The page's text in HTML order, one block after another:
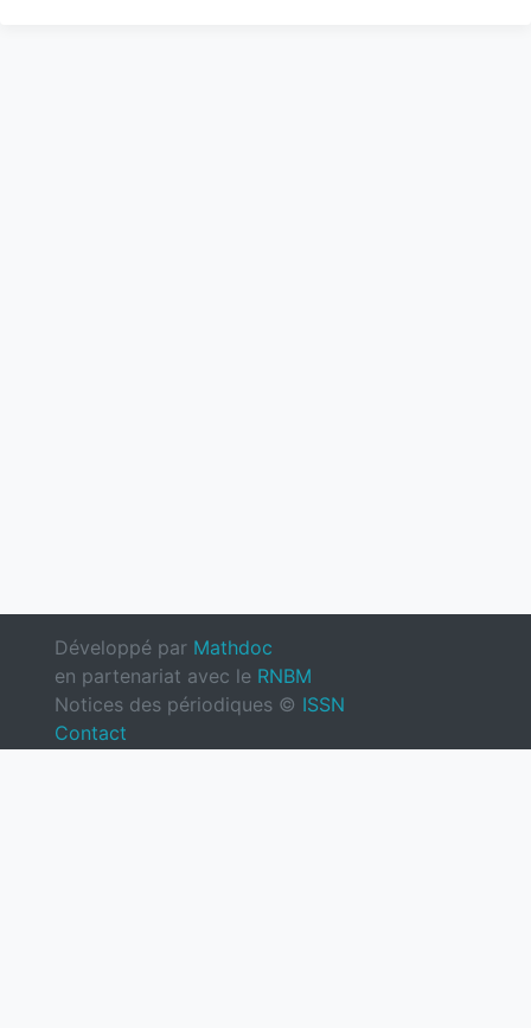
Développé par Mathdoc
en partenariat avec le RNBM
Notices des périodiques © ISSN
Contact